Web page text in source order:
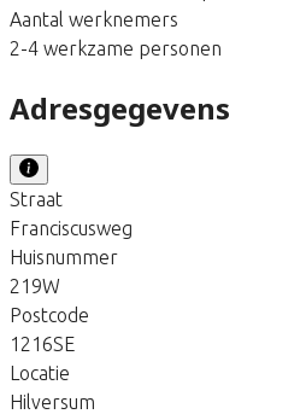
Aantal werknemers
2-4 werkzame personen
Adresgegevens
Straat
Franciscusweg
Huisnummer
219W
Postcode
1216SE
Locatie
Hilversum